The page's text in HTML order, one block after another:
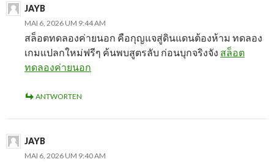
JAYB
MAI 6, 2026 UM 9:44 AM
สล็อตทดลองค่ายนอก คือกุญแจสู่ดินแดนต้องห้าม ทดลอง
เกมแปลกใหม่ฟรีๆ ค้นพบสูตรลับ ก่อนบุกจริงจัง สล็อต
ทดลองค่ายนอก
ANTWORTEN
JAYB
MAI 6, 2026 UM 9:40 AM